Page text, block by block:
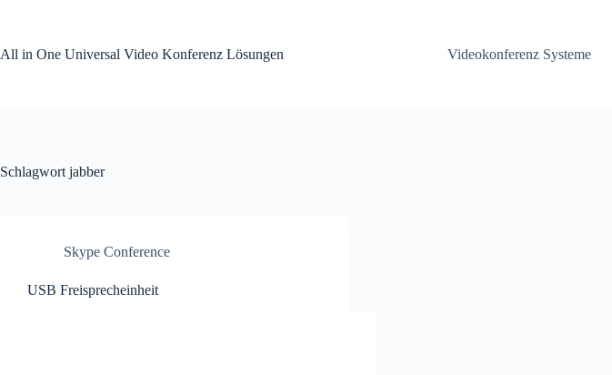
All in One Universal Video Konferenz Lösungen
Videokonferenz Systeme
Schlagwort jabber
Skype Conference
USB Freisprecheinheit